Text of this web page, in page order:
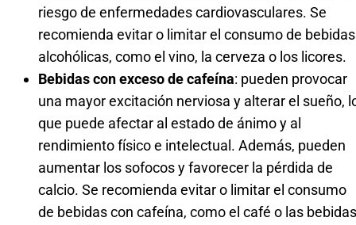
riesgo de enfermedades cardiovasculares. Se
recomienda evitar o limitar el consumo de bebidas
alcohólicas, como el vino, la cerveza o los licores.
Bebidas con exceso de cafeína: pueden provocar
una mayor excitación nerviosa y alterar el sueño,
que puede afectar al estado de ánimo y al
rendimiento físico e intelectual. Además, pueden
aumentar los sofocos y favorecer la pérdida de
calcio. Se recomienda evitar o limitar el consumo
de bebidas con cafeína, como el café o las bebidas